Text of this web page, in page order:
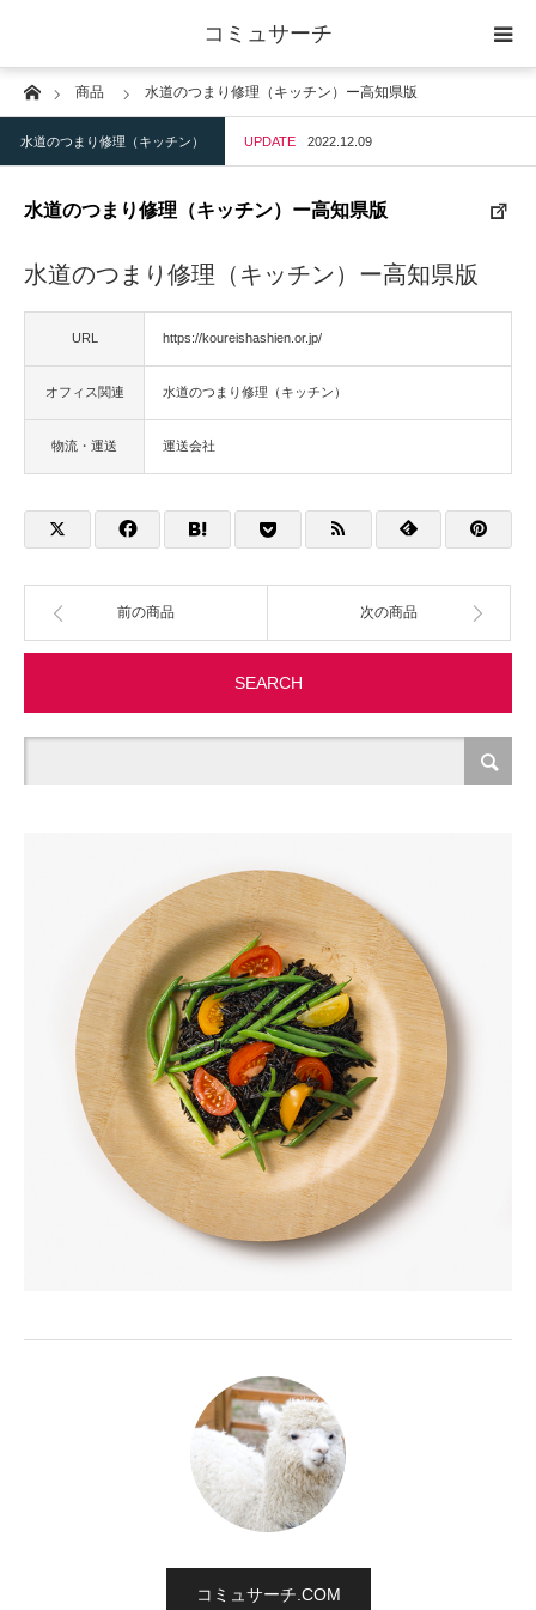
コミュサーチ
Home商品 水道のつまり修理（キッチン）ー高知県版
水道のつまり修理（キッチン） UPDATE 2022.12.09
水道のつまり修理（キッチン）ー高知県版
水道のつまり修理（キッチン）ー高知県版
URL https://koureishashien.or.jp/
オフィス関連 水道のつまり修理（キッチン）
物流・運送 運送会社
前の商品 次の商品
SEARCH
コミュサーチ.COM
ホーム
士業
店舗・建築
物流・運送
事務